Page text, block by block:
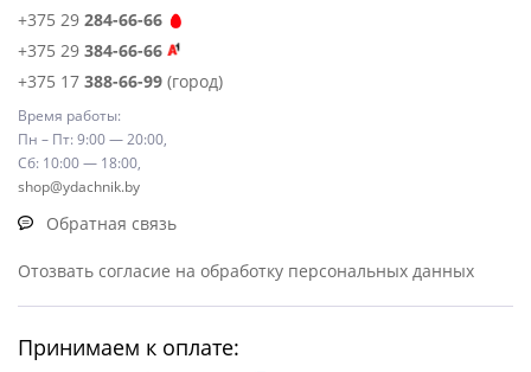
+375 29 284-66-66
+375 29 384-66-66
+375 17 388-66-99 (город)
Время работы:
Пн – Пт: 9:00 — 20:00,
Сб: 10:00 — 18:00,
shop@ydachnik.by
Обратная связь
Отозвать согласие на обработку персональных данных
Принимаем к оплате: